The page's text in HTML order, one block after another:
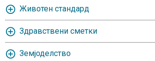
Животен стандард
Здравствени сметки
Земјоделство